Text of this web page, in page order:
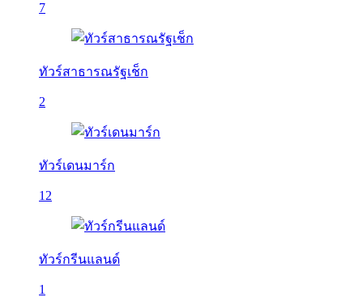
7
ทัวร์สาธารณรัฐเช็ก
2
ทัวร์เดนมาร์ก
12
ทัวร์กรีนแลนด์
1